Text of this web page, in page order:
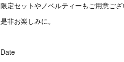
限定セットやノベルティーもご用意ご
是非お楽しみに。
Date